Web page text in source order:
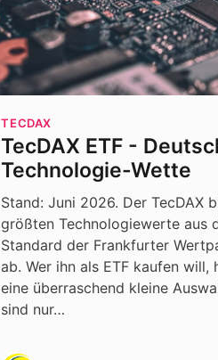
TECDAX
TecDAX ETF -
Technologie-Wette
Stand: Juni 2026. Der TecDAX
größten Technologiewerte aus
Standard der Frankfurter
ab. Wer ihn als ETF kaufen will,
eine überraschend kleine
sind nur…